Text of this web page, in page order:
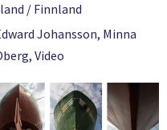
/ Finnland
Johansson, Minna
, Video